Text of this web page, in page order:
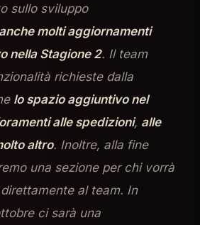
sullo sviluppo
molti aggiornamenti
nella Stagione 2. Il team
richieste dalla
lo spazio aggiuntivo nel
alle spedizioni, alle
altro. Inoltre, alla fine
una sezione per chi vorrà
al team. In
ci sarà una